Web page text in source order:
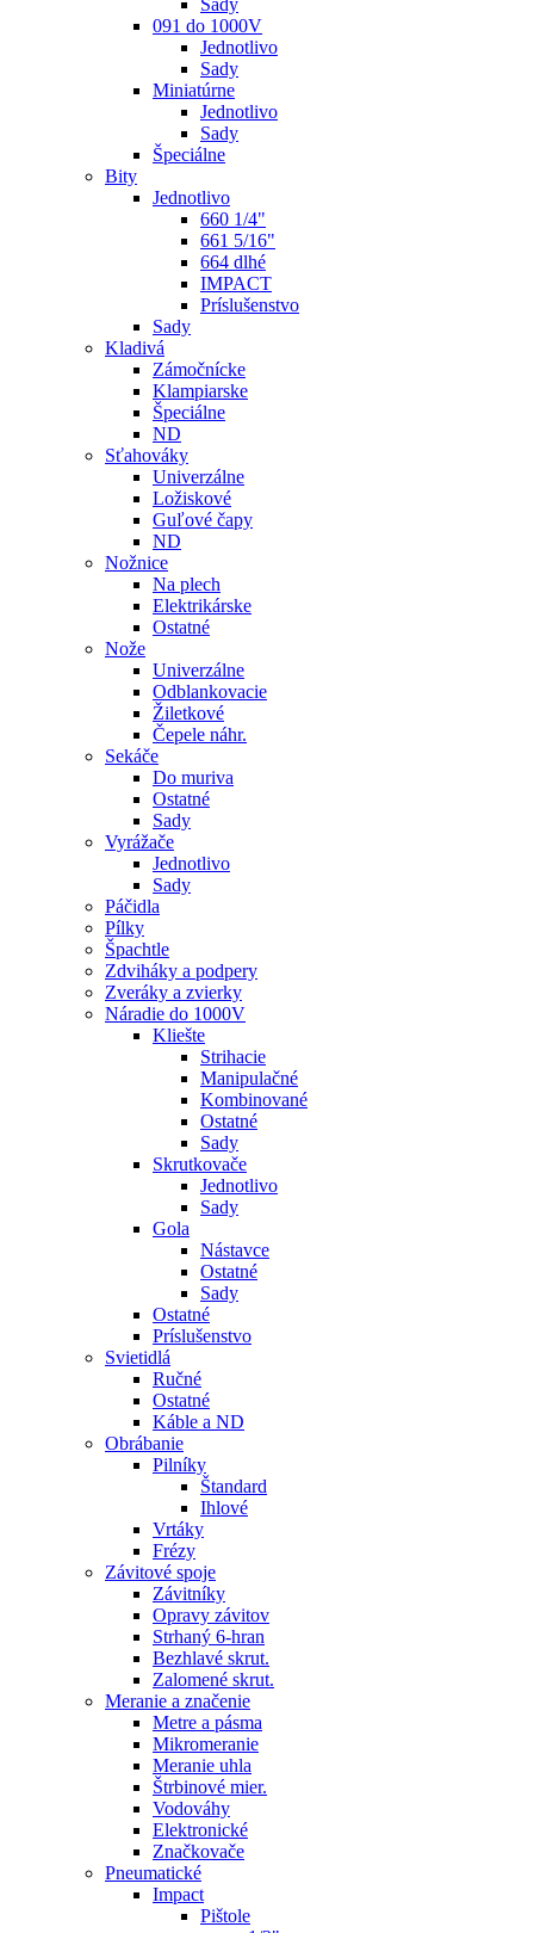
Sady
091 do 1000V
Jednotlivo
Sady
Miniatúrne
Jednotlivo
Sady
Špeciálne
Bity
Jednotlivo
660 1/4"
661 5/16"
664 dlhé
IMPACT
Príslušenstvo
Sady
Kladivá
Zámočnícke
Klampiarske
Špeciálne
ND
Sťahováky
Univerzálne
Ložiskové
Guľové čapy
ND
Nožnice
Na plech
Elektrikárske
Ostatné
Nože
Univerzálne
Odblankovacie
Žiletkové
Čepele náhr.
Sekáče
Do muriva
Ostatné
Sady
Vyrážače
Jednotlivo
Sady
Páčidla
Pílky
Špachtle
Zdviháky a podpery
Zveráky a zvierky
Náradie do 1000V
Kliešte
Strihacie
Manipulačné
Kombinované
Ostatné
Sady
Skrutkovače
Jednotlivo
Sady
Gola
Nástavce
Ostatné
Sady
Ostatné
Príslušenstvo
Svietidlá
Ručné
Ostatné
Káble a ND
Obrábanie
Pilníky
Štandard
Ihlové
Vrtáky
Frézy
Závitové spoje
Závitníky
Opravy závitov
Strhaný 6-hran
Bezhlavé skrut.
Zalomené skrut.
Meranie a značenie
Metre a pásma
Mikromeranie
Meranie uhla
Štrbinové mier.
Vodováhy
Elektronické
Značkovače
Pneumatické
Impact
Pištole